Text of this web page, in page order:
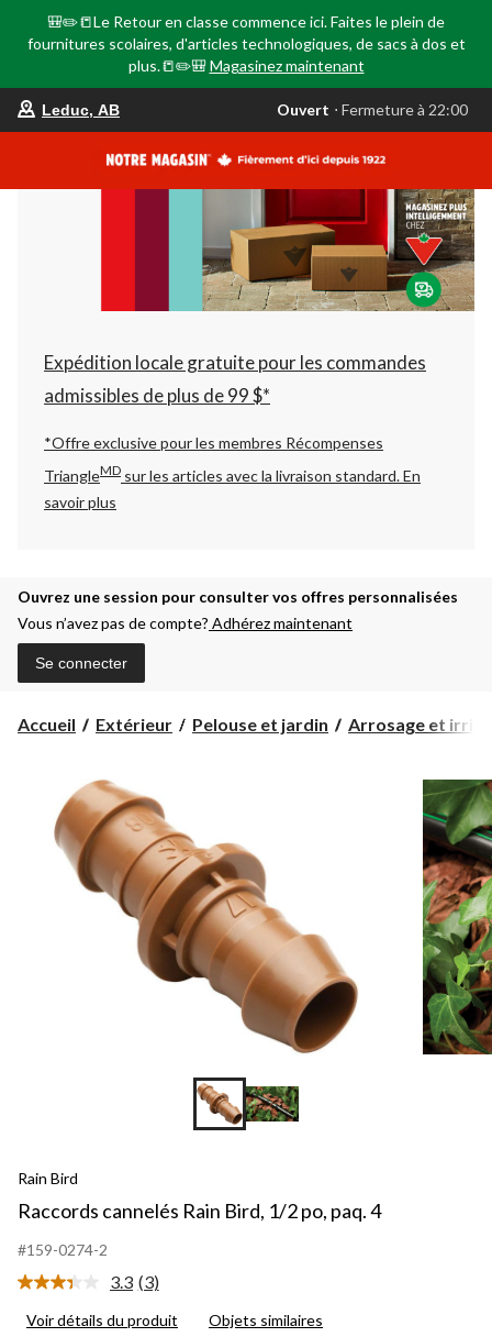
🎒✏️📒Le Retour en classe commence ici. Faites le plein de
fournitures scolaires, d'articles technologiques, de sacs à dos et
plus.📒✏️🎒 Magasinez maintenant
votre
est
AB,
Ouvert,
Fermeture
à
22:00
changer
Leduc, AB Ouvert ⋅ Fermeture à 22:00
Expédition locale gratuite pour les commandes
admissibles de plus de 99 $*
*Offre exclusive pour les membres Récompenses
TriangleMD sur les articles avec la livraison standard.En
savoir plus
Ouvrez une session pour consulter vos offres personnalisées
Vous n’avez pas de compte? Adhérez maintenant
Se connecter
Accueil Extérieur Pelouse et jardin Arrosage et
Rain Bird
Raccords cannelés Rain Bird, 1/2 po, paq. 4
#159-0274-2
3.3 Lire
3
(3)
Voir détails du produit Objets similaires